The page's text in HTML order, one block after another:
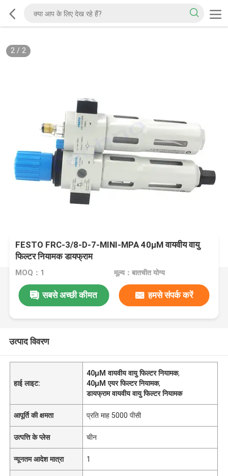
2/ 2
FESTO FRC-3/8-D-7-MINI-MPA 40μM वायवीय वायु
फिल्टर नियामक डायफ्राम
MOQ：1 मूल्य：बातचीत योग्य
सबसे अच्छी कीमत हमसे संपर्क करें
उत्पाद विवरण
हाई लाइट:
40μM वायवीय वायु फिल्टर नियामक,
40μM एयर फिल्टर नियामक,
डायफ्राम वायवीय वायु फिल्टर नियामक
आपूर्ति की क्षमता प्रति माह 5000 पीसी
उत्पत्ति के प्लेस चीन
न्यूनतम आदेश मात्रा 1